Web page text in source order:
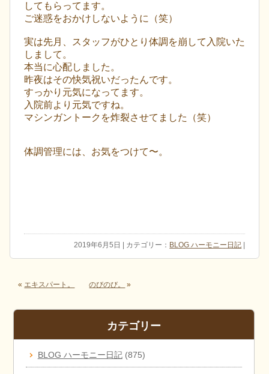
してもらってます。
ご迷惑をおかけしないように（笑）
実は先月、スタッフがひとり体調を崩して入院いた
しまして。
本当に心配しました。
昨夜はその快気祝いだったんです。
すっかり元気になってます。
入院前より元気ですね。
マシンガントークを炸裂させてました（笑）
体調管理には、お気をつけて〜。
2019年6月5日 | カテゴリー： BLOG ハーモニー日記
« エキスパート。 のびのび。 »
カテゴリー
BLOG ハーモニー日記(875)